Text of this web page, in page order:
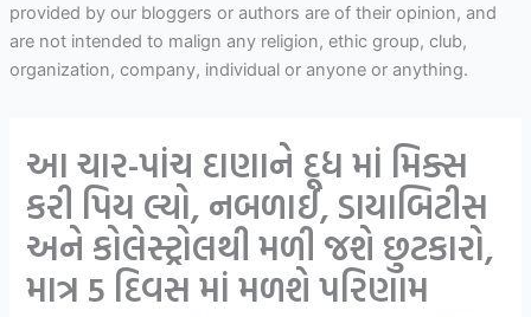
provided by our bloggers or authors are of their opinion, and
are not intended to malign any religion, ethic group, club,
organization, company, individual or anyone or anything.
આ ચાર-પાંચ દાણાને દૂધ માં મિક્સ
કરી પિય લ્યો, નબળાઈ, ડાયાબિટીસ
અને કોલેસ્ટ્રોલથી મળી જશે છુટકારો,
માત્ર 5 દિવસ માં મળશે પરિણામ